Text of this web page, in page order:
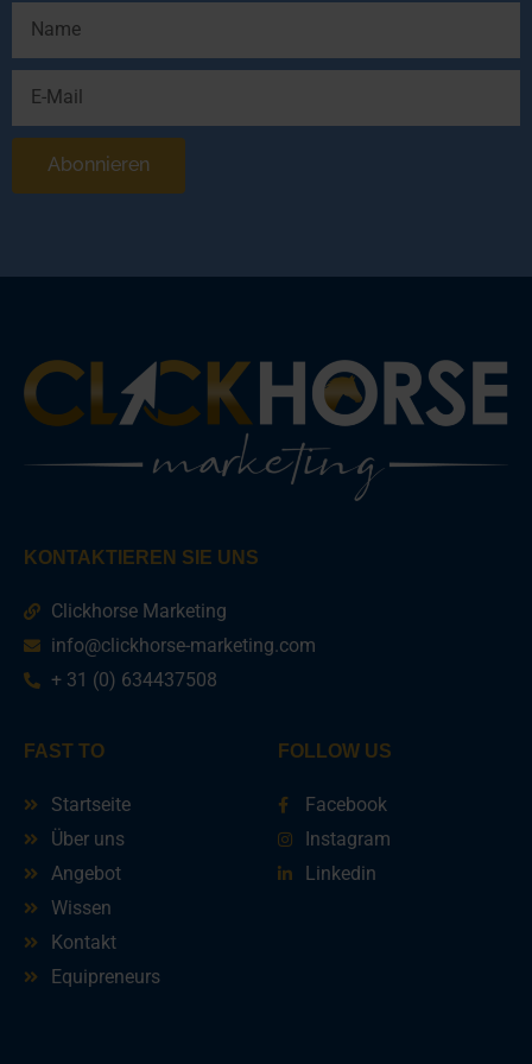
Abonnieren
KONTAKTIEREN SIE UNS
Clickhorse Marketing
info@clickhorse-marketing.com
+ 31 (0) 634437508
FAST TO
Startseite
Über uns
Angebot
Wissen
Kontakt
Equipreneurs
FOLLOW US
Facebook
Instagram
Linkedin